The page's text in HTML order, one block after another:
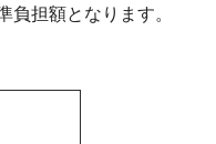
担額となります。